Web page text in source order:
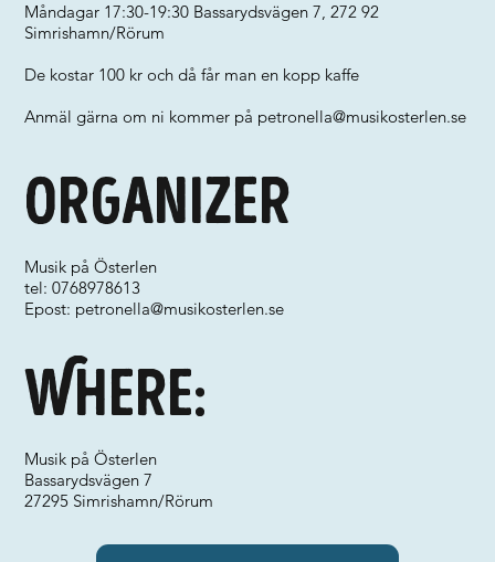
Where:
Organizer
Musik på Österlen
tel: 0768978613
Epost: petronella@musikosterlen.se
Musik på Österlen
Bassarydsvägen 7
27295 Simrishamn/Rörum
Måndagar 17:30-19:30 Bassarydsvägen 7, 272 92
Simrishamn/Rörum
De kostar 100 kr och då får man en kopp kaffe
Anmäl gärna om ni kommer på petronella@musikosterlen.se